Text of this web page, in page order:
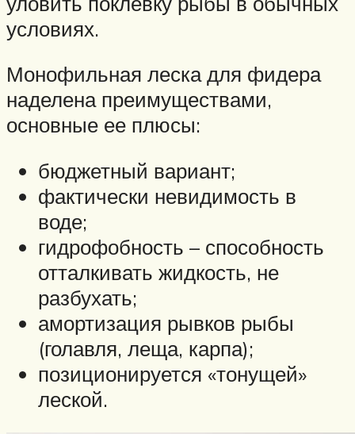
условиях.
Монофильная леска для фидера
наделена преимуществами,
основные ее плюсы:
бюджетный вариант;
фактически невидимость в
воде;
гидрофобность – способность
отталкивать жидкость, не
разбухать;
амортизация рывков рыбы
(голавля, леща, карпа);
позиционируется «тонущей»
леской.